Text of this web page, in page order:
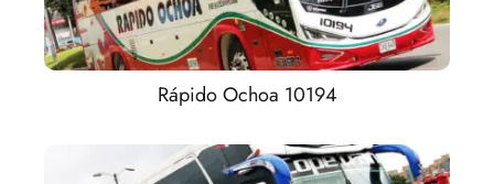
Rápido Ochoa 10194